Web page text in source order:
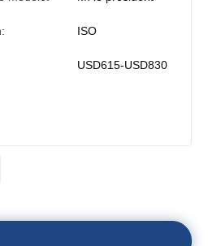
ISO
USD615-USD830